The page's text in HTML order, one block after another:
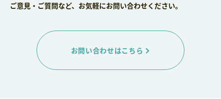
ご意見・ご質問など、お気軽にお問い合わせください。
お問い合わせはこちら